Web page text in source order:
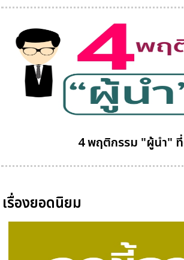
4 พฤติกรรม "ผู้นำ"
เรื่องยอดนิยม